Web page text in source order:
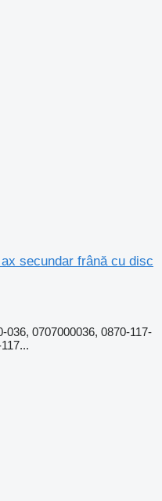
secundar frână cu disc
036, 0707000036, 0870-117-